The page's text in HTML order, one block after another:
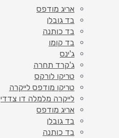
אריג מודפס
בד גובלן
בד כותנה
בד קומו
ג'ינס
ג'קרד תחרה
טריקו לורקס
טריקו מודפס לייקרה
לייקרה מלמלה דו צדדי
אריג מודפס
בד גובלן
בד כותנה